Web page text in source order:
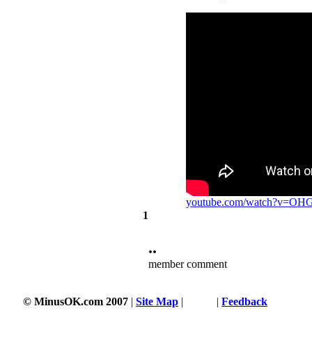
youtube.com/
1
••
member comment
© MinusOK.com 2007 | Site Map | | Feedback